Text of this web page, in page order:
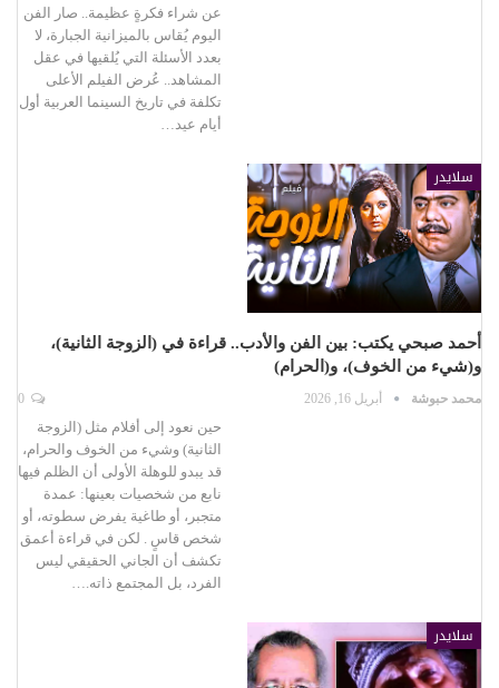
عن شراء فكرةٍ عظيمة.. صار الفن
اليوم يُقاس بالميزانية الجبارة، لا
بعدد الأسئلة التي يُلقيها في عقل
المشاهد.. عُرض الفيلم الأعلى
تكلفة في تاريخ السينما العربية أول
أيام عيد…
سلايدر
أحمد صبحي يكتب: بين الفن والأدب.. قراءة في (الزوجة الثانية)،
و(شيء من الخوف)، و(الحرام)
محمد حبوشة أبريل 16, 2026
حين نعود إلى أفلام مثل (الزوجة
الثانية) وشيء من الخوف والحرام،
قد يبدو للوهلة الأولى أن الظلم فيها
نابع من شخصيات بعينها: عمدة
متجبر، أو طاغية يفرض سطوته، أو
شخص قاسٍ . لكن في قراءة أعمق
تكشف أن الجاني الحقيقي ليس
الفرد، بل المجتمع ذاته.…
سلايدر